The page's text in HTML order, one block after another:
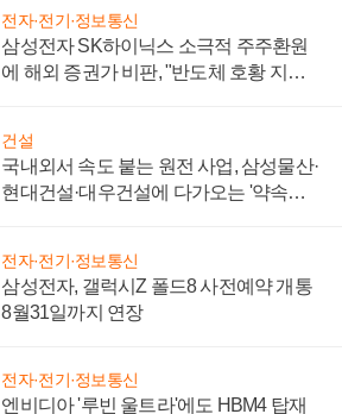
전자·전기·정보통신
삼성전자 SK하이닉스 소극적 주주환원
에 해외 증권가 비판, "반도체 호황 지속
건설
국내외서 속도 붙는 원전 사업, 삼성물산·
현대건설·대우건설에 다가오는 '약속의
전자·전기·정보통신
삼성전자, 갤럭시Z 폴드8 사전예약 개통
8월31일까지 연장
전자·전기·정보통신
엔비디아 '루빈 울트라'에도 HBM4 탑재